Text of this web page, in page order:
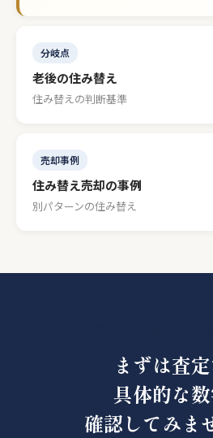
分岐点
老後の住み替え
住み替えの判断基準
売却事例
住み替え売却の事例
別パターンの住み替え
まずは査定
具体的な
確認してみま